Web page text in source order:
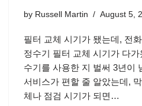
by Russell Martin August 5,
필터 교체 시기가 됐는데, 전
정수기 필터 교체 시기가 다
수기를 사용한 지 벌써 3년이
서비스가 편할 줄 알았는데,
체나 점검 시기가 되면…